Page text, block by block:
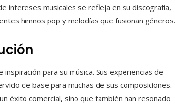
intereses musicales se refleja en su discografía,
himnos pop y melodías que fusionan géneros.
para su música. Sus experiencias de
de base para muchas de sus composiciones.
éxito comercial, sino que también han resonado